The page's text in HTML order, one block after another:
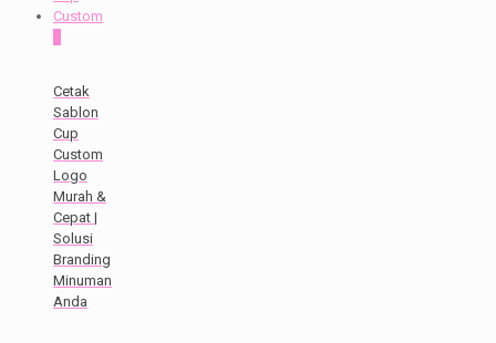
Cetak
Sablon
Cup
Custom
Logo
Murah &
Cepat |
Solusi
Branding
Minuman
Anda